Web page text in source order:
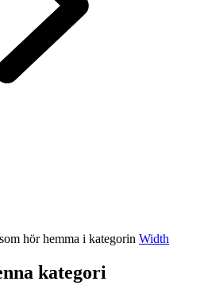
hör hemma i kategorin Width
kategori